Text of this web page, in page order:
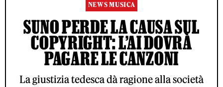
NEWS MUSICA
SUNO PERDE LA CAUSA SUL
COPYRIGHT: L’AI DOVRÀ
PAGARE LE CANZONI
La giustizia tedesca dà ragione alla società